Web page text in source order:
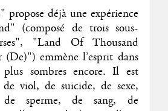
déjà une expérience
(composé de trois sous-
"Land Of Thousand
emmène l’esprit dans
sombres encore. Il est
viol, de suicide, de sexe,
de sperme, de sang, de